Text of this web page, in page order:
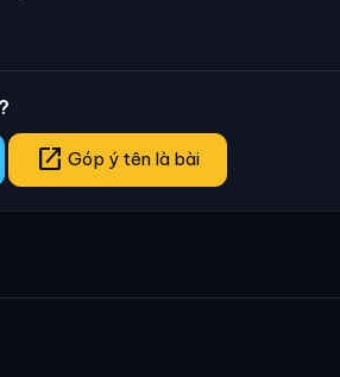
open_in_new Góp ý tên là bài